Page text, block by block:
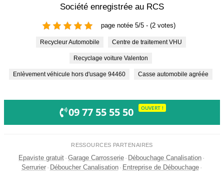
Société enregistrée au RCS
page notée 5/5 - (2 votes)
Recycleur Automobile Centre de traitement VHU
Recyclage voiture Valenton
Enlèvement véhicule hors d'usage 94460 Casse automobile agréée
09 77 55 55 50 OUVERT !
RESSOURCES PARTENAIRES
Epaviste gratuit · Garage Carrosserie · Débouchage Canalisation ·
Serrurier · Déboucher Canalisation · Entreprise de Débouchage ·